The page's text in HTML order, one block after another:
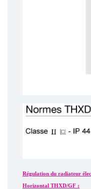
Régulation du radiateur
Horizontal THXD/GF :